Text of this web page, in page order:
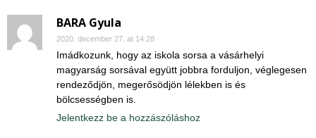
BARA Gyula
2020. december 27. at 14:28
Imádkozunk, hogy az iskola sorsa a vásárhelyi
magyarság sorsával együtt jobbra forduljon, véglegesen
rendeződjön, megerősödjön lélekben is és
bölcsességben is.
Jelentkezz be a hozzászóláshoz